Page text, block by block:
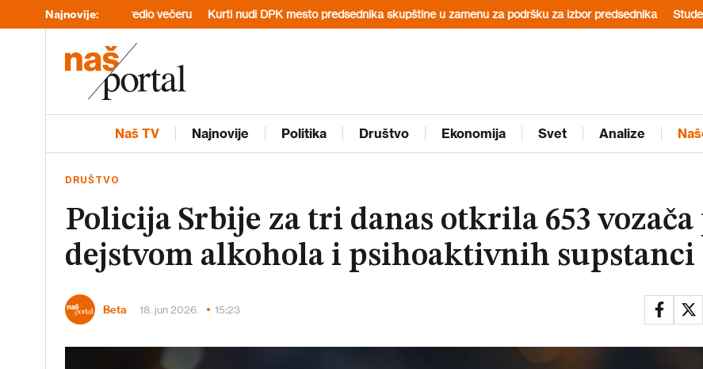
Najnovije:
je priredio večeru Kurti nudi DPK mesto predsednika skupštine u zamenu za podršku za izbor predsednika Studenti u Pančevu
Naš TV Najnovije Politika Društvo Ekonomija Svet Analize
DRUŠTVO
Policija Srbije za tri danas otkrila 653 vozača
dejstvom alkohola i psihoaktivnih supstanci
Beta 18. jun 2026. 15:23